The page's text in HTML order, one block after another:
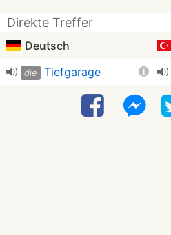
Direkte Treffer
Deutsch
die Tiefgarage